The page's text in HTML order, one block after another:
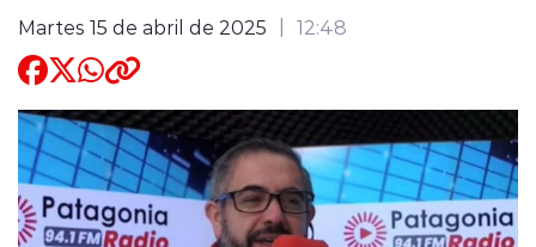
Martes 15 de abril de 2025 12:48